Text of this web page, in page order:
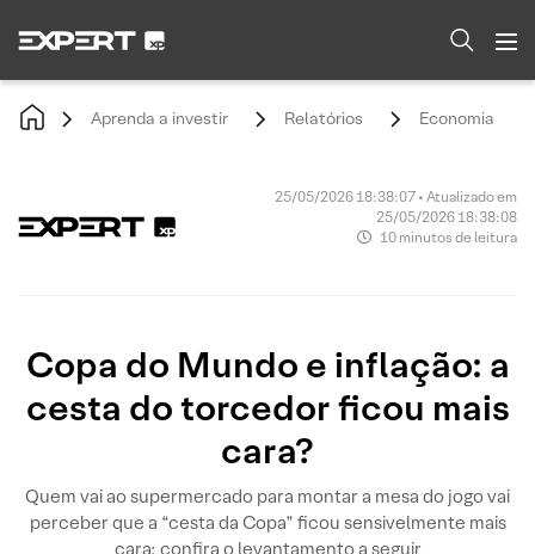
Aprenda a investir Relatórios Economia
25/05/2026 18:38:07 • Atualizado em
25/05/2026 18:38:08
10 minutos de leitura
Copa do Mundo e inflação: a
cesta do torcedor ficou mais
cara?
Quem vai ao supermercado para montar a mesa do jogo vai
perceber que a “cesta da Copa” ficou sensivelmente mais
cara; confira o levantamento a seguir